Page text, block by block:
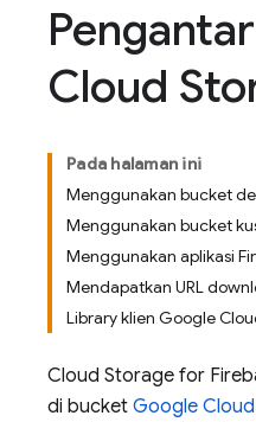
Cloud
Pada halaman ini
Menggunakan bucket
Menggunakan bucket
Menggunakan aplikasi
Mendapatkan URL
Library klien Google
Cloud Storage for
di bucket Google